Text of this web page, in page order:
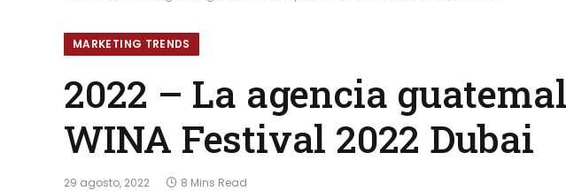
MARKETING TRENDS
2022 – La agencia
WINA Festival 2022 Dubai
29 agosto, 2022 8 Mins Read